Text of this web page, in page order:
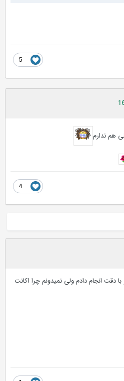
ندارم
انجام دادم ولی نمیدونم چرا اکانت